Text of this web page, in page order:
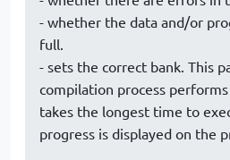
- whether the data and/or
full.
- sets the correct bank. This
compilation process
takes the longest time to
progress is displayed on the